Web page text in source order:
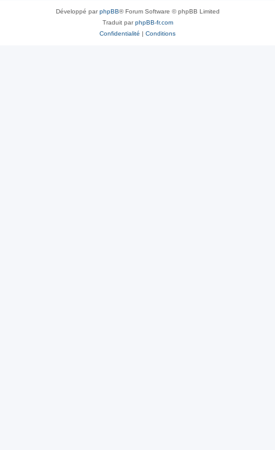
Développé parphpBB® Forum Software © phpBB Limited
Traduit parphpBB-fr.com
Confidentialité | Conditions